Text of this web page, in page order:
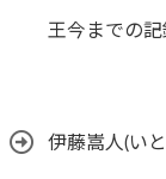
王今までの記
伊藤嵩人(い